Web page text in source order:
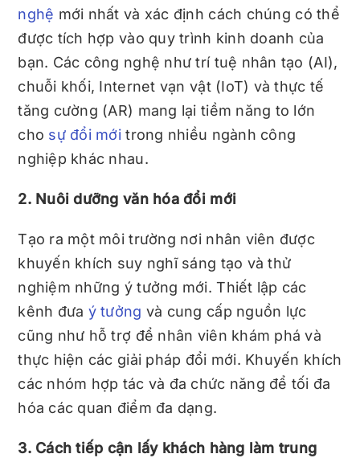
nghệ mới nhất và xác định cách chúng có thể
được tích hợp vào quy trình kinh doanh của
bạn. Các công nghệ như trí tuệ nhân tạo (AI),
chuỗi khối, Internet vạn vật (IoT) và thực tế
tăng cường (AR) mang lại tiềm năng to lớn
cho sự đổi mới trong nhiều ngành công
nghiệp khác nhau.
2. Nuôi dưỡng văn hóa đổi mới
Tạo ra một môi trường nơi nhân viên được
khuyến khích suy nghĩ sáng tạo và thử
nghiệm những ý tưởng mới. Thiết lập các
kênh đưa ý tưởng và cung cấp nguồn lực
cũng như hỗ trợ để nhân viên khám phá và
thực hiện các giải pháp đổi mới. Khuyến khích
các nhóm hợp tác và đa chức năng để tối đa
hóa các quan điểm đa dạng.
3. Cách tiếp cận lấy khách hàng làm trung